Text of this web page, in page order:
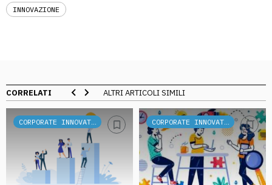
INNOVAZIONE
CORRELATI ALTRI ARTICOLI SIMILI
CORPORATE INNOVATION CORPORATE INNOVATION